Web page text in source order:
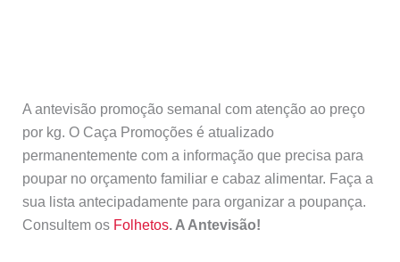
A antevisão promoção semanal com atenção ao preço
por kg. O Caça Promoções é atualizado
permanentemente com a informação que precisa para
poupar no orçamento familiar e cabaz alimentar. Faça a
sua lista antecipadamente para organizar a poupança.
Consultem os Folhetos. A Antevisão!